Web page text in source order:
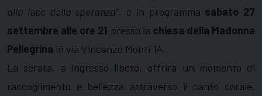
alla luce della speranza”, è in programma sabato 27
settembre alle ore 21 presso la chiesa della Madonna
Pellegrina in via Vincenzo Monti 14.
La serata, a ingresso libero, offrirà un momento di
raccoglimento e bellezza attraverso il canto corale,